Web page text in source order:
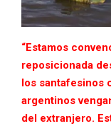
“Estamos
reposicionada
los santafesinos
argentinos
del extranjero.